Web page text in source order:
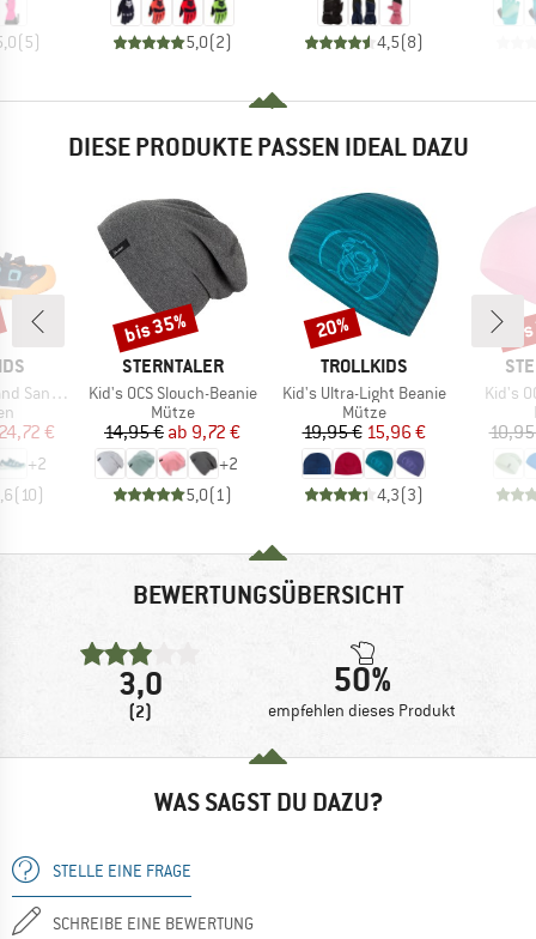
( 5) 5,0(2) 4,5(8)
DIESE PRODUKTE PASSEN IDEAL DAZU
XT
Preis
€
+2
(10)
MARKE
STERNTALER
Artikel
Kid's OCS Slouch-Beanie
Produktgruppe
Mütze
Preis
14,95 € reduzierter Preis
ab 9,72 €
+2
5,0(1 )
Rabatt
bis 35%
MARKE
TROLLKIDS
Artikel
Kid's Ultra-Light Beanie
Produktgruppe
Mütze
Preis
19,95 €reduzierter Preis
15,96 €
4,3(3)
Rabatt
20%
Artikel
Kid's
BEWERTUNGSÜBERSICHT
3,0
(2)
50%
empfehlen dieses Produkt
WAS SAGST DU DAZU?
STELLE EINE FRAGE
SCHREIBE EINE BEWERTUNG